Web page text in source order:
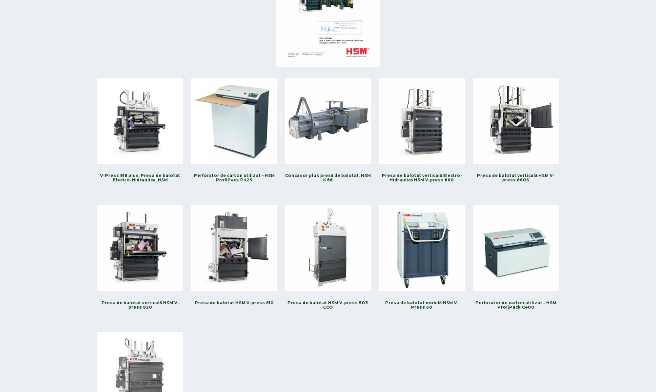
V-Press 818 plus, Presa de balotat
Electro-Hidraulica, HSM
Perforator de carton utilizat – HSM
ProfiPack P425
Concasor plus presă de balotat, HSM
K 88
Presa de balotat verticală Electro-
Hidraulică HSM V-press 860
Presa de balotat verticală HSM V-
press 860S
Presa de balotat verticală HSM V-
press 820
Presa de balotat HSM V-press 610
Presa de balotat HSM V-press 503
ECO
Presa de balotat mobilă HSM V-
Press 60
Perforator de carton utilizat – HSM
ProfiPack C400